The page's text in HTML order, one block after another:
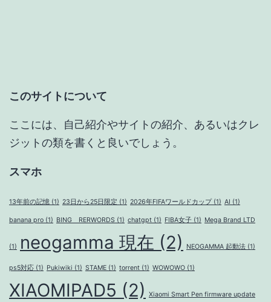
ョ
ン
このサイトについて
ここには、自己紹介やサイトの紹介、あるいはクレ
ジットの類を書くと良いでしょう。
スマホ
13年前の記憶 (1) 23日から25日限定 (1) 2026年FIFAワールドカップ (1) AI (1)
banana pro (1) BING RERWORDS (1) chatgpt (1) FIBA女子 (1) Mega Brand LTD
(1) neogamma 現在 (2) NEOGAMMA 起動法 (1)
ps5対応 (1) Pukiwiki (1) STAME (1) torrent (1) WOWOWO (1)
XIAOMIPAD5 (2) Xiaomi Smart Pen firmware update